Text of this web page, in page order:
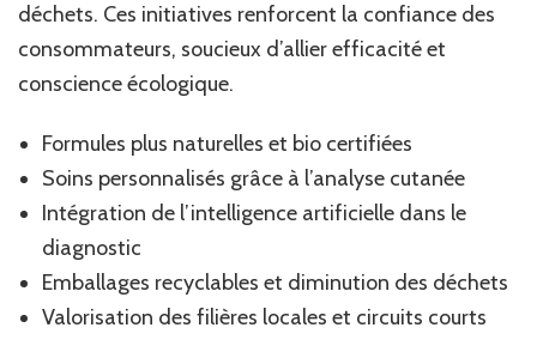
déchets. Ces initiatives renforcent la confiance des
consommateurs, soucieux d’allier efficacité et
conscience écologique.
Formules plus naturelles et bio certifiées
Soins personnalisés grâce à l’analyse cutanée
Intégration de l’intelligence artificielle dans le
diagnostic
Emballages recyclables et diminution des déchets
Valorisation des filières locales et circuits courts